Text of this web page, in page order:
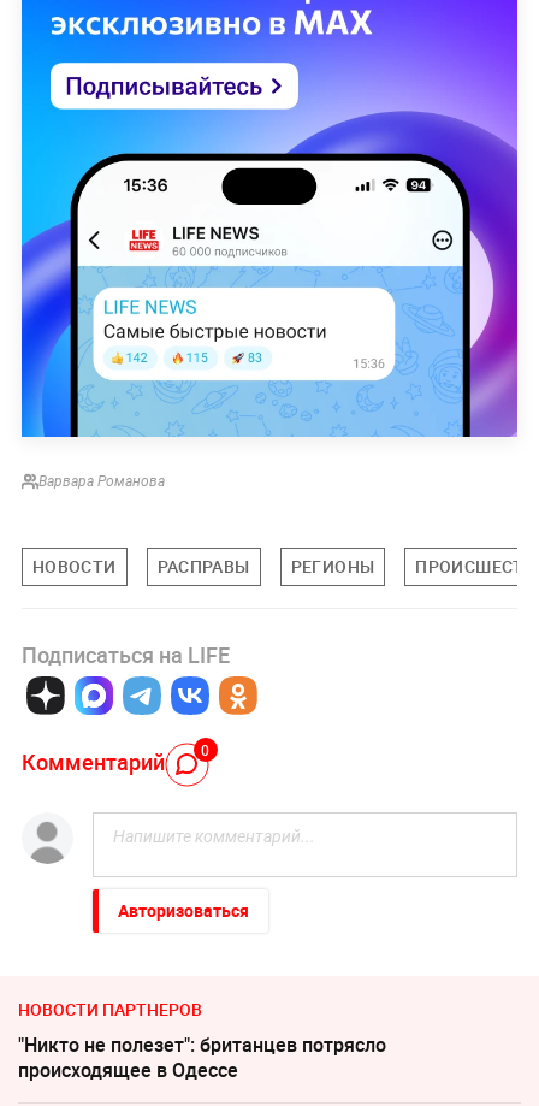
Варвара Романова
НОВОСТИ РАСПРАВЫ РЕГИОНЫ
Подписаться на LIFE
Комментарий 0
Авторизоваться
НОВОСТИ ПАРТНЕРОВ
"Никто не полезет": британцев потрясло
происходящее в Одессе